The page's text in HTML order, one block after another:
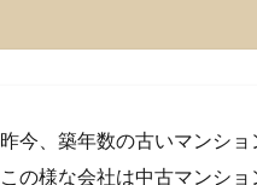
昨今、築年数の古いマンショ
この様な会社は中古マンシ